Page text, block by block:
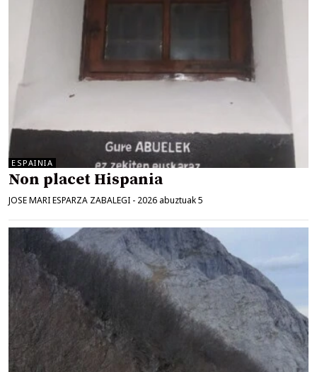
ESPAINIA
Non placet Hispania
JOSE MARI ESPARZA ZABALEGI - 2026 abuztuak 5